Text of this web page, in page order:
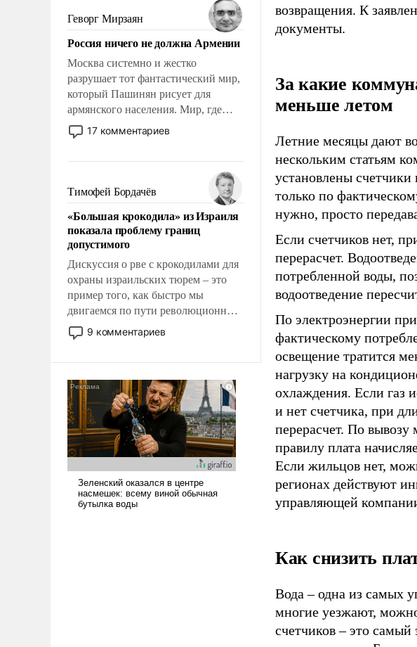
уязвимости США, например, перед
Китаем.
Геворг Мирзаян
Россия ничего не должна Армении
Москва системно и жестко
разрушает тот фантастический мир,
который Пашинян рисует для
армянского населения. Мир, где
политические прожекты будут
безусловно оплачиваться за счет
где Еревану за свои поступки не
нужно отвечать.
17 комментариев
Тимофей Бордачёв
«Большая крокодила» из Израиля
показала проблему границ
допустимого
Дискуссия о рве с крокодилами для
охраны израильских тюрем – это
пример того, как быстро мы
двигаемся по пути революционных
изменений. То, что несколько лет
назад было образом для
9 комментариев
возвращения. К
документы.
За какие
меньше летом
Летние месяцы дают
нескольким статьям
установлены
только по
нужно, просто
Если счетчиков нет,
перерасчет.
потребленной воды,
водоотведение
По электроэнергии
фактическому
освещение тратится
нагрузку на
охлаждения. Если газ
и нет счетчика, при
перерасчет. По
правилу плата
Если жильцов нет,
регионах действуют
управляющей
Как снизить
Вода – одна из самых
многие уезжают,
счетчиков – это